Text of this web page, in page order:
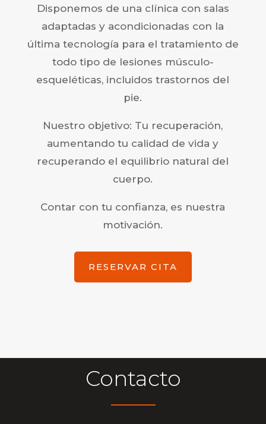
Disponemos de una clínica con salas
adaptadas y acondicionadas con la
última tecnología para el tratamiento de
todo tipo de lesiones músculo-
esqueléticas, incluidos trastornos del
pie.
Nuestro objetivo: Tu recuperación,
aumentando tu calidad de vida y
recuperando el equilibrio natural del
cuerpo.
Contar con tu confianza, es nuestra
motivación.
RESERVAR CITA
Contacto